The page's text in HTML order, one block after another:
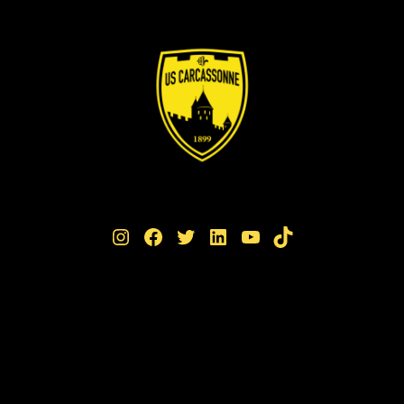
Instagram Facebook Twitter LinkedIn YouTube TikTok